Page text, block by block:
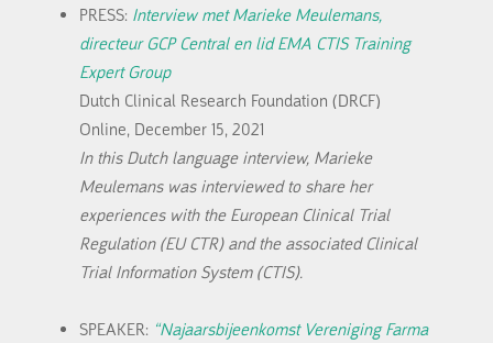
PRESS: Interview met Marieke Meulemans,
directeur GCP Central en lid EMA CTIS Training
Expert Group
Dutch Clinical Research Foundation (DRCF)
Online, December 15, 2021
In this Dutch language interview, Marieke
Meulemans was interviewed to share her
experiences with the European Clinical Trial
Regulation (EU CTR) and the associated Clinical
Trial Information System (CTIS).
SPEAKER: “Najaarsbijeenkomst Vereniging Farma